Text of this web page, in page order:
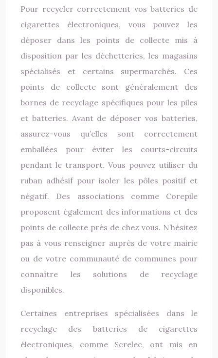
Pour recycler correctement vos batteries de
cigarettes électroniques, vous pouvez les
déposer dans les points de collecte mis à
disposition par les déchetteries, les magasins
spécialisés et certains supermarchés. Ces
points de collecte sont généralement des
bornes de recyclage spécifiques pour les piles
et batteries. Avant de déposer vos batteries,
assurez-vous qu’elles sont correctement
emballées pour éviter les courts-circuits
pendant le transport. Vous pouvez utiliser du
ruban adhésif pour isoler les pôles positif et
négatif. Des associations comme Corepile
proposent également des informations et des
points de collecte près de chez vous. N’hésitez
pas à vous renseigner auprès de votre mairie
ou de votre communauté de communes pour
connaître les solutions de recyclage
disponibles.
Certaines entreprises spécialisées dans le
recyclage des batteries de cigarettes
électroniques, comme Screlec, ont mis en